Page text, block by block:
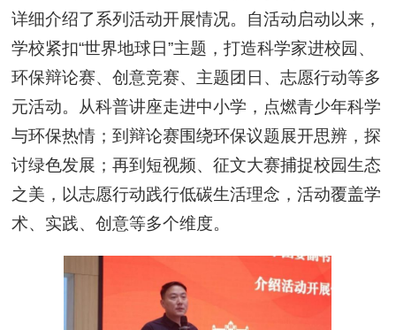
详细介绍了系列活动开展情况。自活动启动以来，
学校紧扣“世界地球日”主题，打造科学家进校园、
环保辩论赛、创意竞赛、主题团日、志愿行动等多
元活动。从科普讲座走进中小学，点燃青少年科学
与环保热情；到辩论赛围绕环保议题展开思辨，探
讨绿色发展；再到短视频、征文大赛捕捉校园生态
之美，以志愿行动践行低碳生活理念，活动覆盖学
术、实践、创意等多个维度。